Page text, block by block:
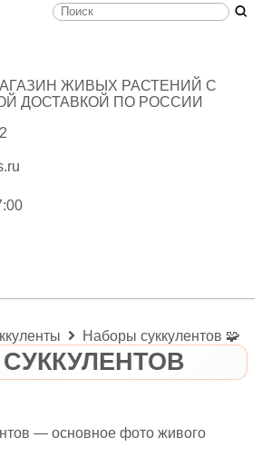
ЖИВЫХ РАСТЕНИЙ С
ДОСТАВКОЙ ПО РОССИИ
Наборы суккулентов 🧩